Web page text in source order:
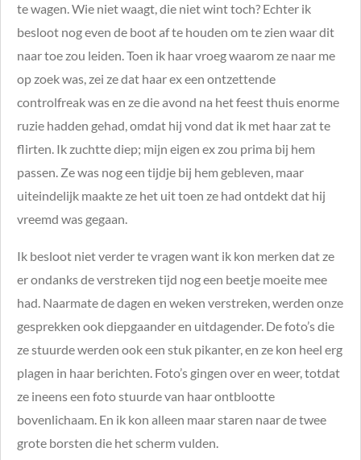
te wagen. Wie niet waagt, die niet wint toch? Echter ik
besloot nog even de boot af te houden om te zien waar dit
naar toe zou leiden. Toen ik haar vroeg waarom ze naar me
op zoek was, zei ze dat haar ex een ontzettende
controlfreak was en ze die avond na het feest thuis enorme
ruzie hadden gehad, omdat hij vond dat ik met haar zat te
flirten. Ik zuchtte diep; mijn eigen ex zou prima bij hem
passen. Ze was nog een tijdje bij hem gebleven, maar
uiteindelijk maakte ze het uit toen ze had ontdekt dat hij
vreemd was gegaan.
Ik besloot niet verder te vragen want ik kon merken dat ze
er ondanks de verstreken tijd nog een beetje moeite mee
had. Naarmate de dagen en weken verstreken, werden onze
gesprekken ook diepgaander en uitdagender. De foto’s die
ze stuurde werden ook een stuk pikanter, en ze kon heel erg
plagen in haar berichten. Foto’s gingen over en weer, totdat
ze ineens een foto stuurde van haar ontblootte
bovenlichaam. En ik kon alleen maar staren naar de twee
grote borsten die het scherm vulden.